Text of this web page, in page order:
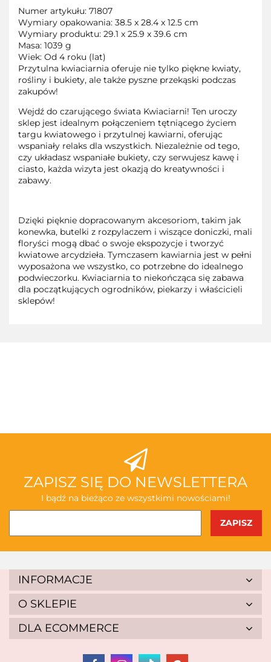
Numer artykułu: 71807
Wymiary opakowania: 38.5 x 28.4 x 12.5 cm
Wymiary produktu: 29.1 x 25.9 x 39.6 cm
Masa: 1039 g
Wiek: Od 4 roku (lat)
Przytulna kwiaciarnia oferuje nie tylko piękne kwiaty,
rośliny i bukiety, ale także pyszne przekąski podczas
zakupów!
Wejdź do czarującego świata Kwiaciarni! Ten uroczy
sklep jest idealnym połączeniem tętniącego życiem
targu kwiatowego i przytulnej kawiarni, oferując
wspaniały relaks dla wszystkich. Niezależnie od tego,
czy układasz wspaniałe bukiety, czy serwujesz kawę i
ciasto, każda wizyta jest okazją do kreatywności i
zabawy.
Dzięki pięknie dopracowanym akcesoriom, takim jak
konewka, butelki z rozpylaczem i wiszące doniczki, mali
floryści mogą dbać o swoje ekspozycje i tworzyć
kwiatowe arcydzieła. Tymczasem kawiarnia jest w pełni
wyposażona we wszystko, co potrzebne do idealnego
podwieczorku. Kwiaciarnia to niekończąca się zabawa
dla początkujących ogrodników, piekarzy i właścicieli
sklepów!
ABAKUS
AKSJOMAT
ZAPISZ SIĘ DO NEWSLETTERA
I bądź na bieżąco ze wszystkimi nowościami!
INFORMACJE
O SKLEPIE
DLA ECOMMERCE